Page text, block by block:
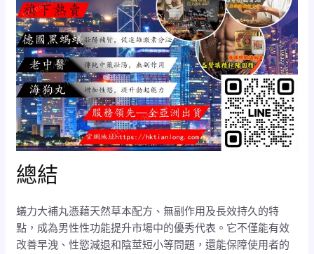
總結
蟻力大補丸憑藉天然草本配方、無副作用及長效持久的特
點，成為男性性功能提升市場中的優秀代表。它不僅能有效
改善早洩、性慾減退和陰莖短小等問題，還能保障使用者的